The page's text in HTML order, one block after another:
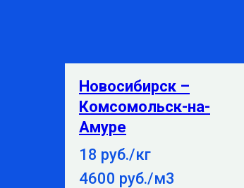
Новосибирск –
Комсомольск-на-
Амуре
18 руб./кг
4600 руб./м3